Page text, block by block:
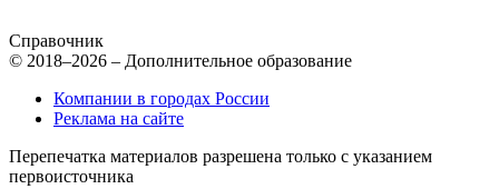
Справочник
© 2018–2026 – Дополнительное образование
Компании в городах России
Реклама на сайте
Перепечатка материалов разрешена только с указанием
первоисточника